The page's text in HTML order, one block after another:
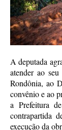
A deputada
atender ao
Rondônia, ao
convênio e ao
a Prefeitura
contrapartida
execução da